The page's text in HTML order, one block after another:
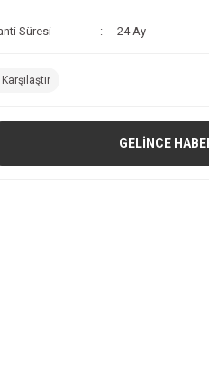
Süresi 24 Ay
Karşılaştır
GELİNCE